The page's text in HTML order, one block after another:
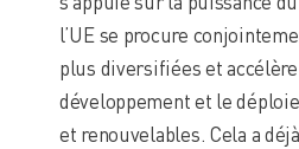
l’UE se procure
plus diversifiées et
développement et le
et renouvelables. Cela a